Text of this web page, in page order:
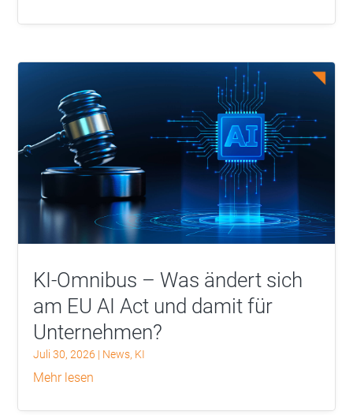
KI-Omnibus – Was ändert sich
am EU AI Act und damit für
Unternehmen?
Juli 30, 2026 | News, KI
mehr lesen